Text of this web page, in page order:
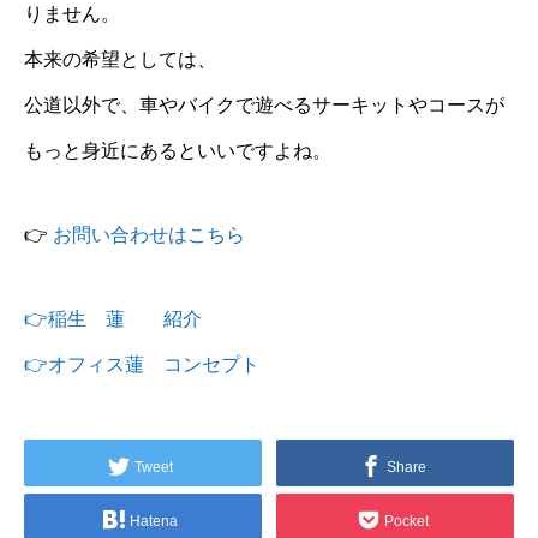
りません。
本来の希望としては、
公道以外で、車やバイクで遊べるサーキットやコースが
もっと身近にあるといいですよね。
👉 お問い合わせはこちら
👉稲生 蓮 紹介
👉オフィス蓮 コンセプト
Tweet Share
Hatena Pocket